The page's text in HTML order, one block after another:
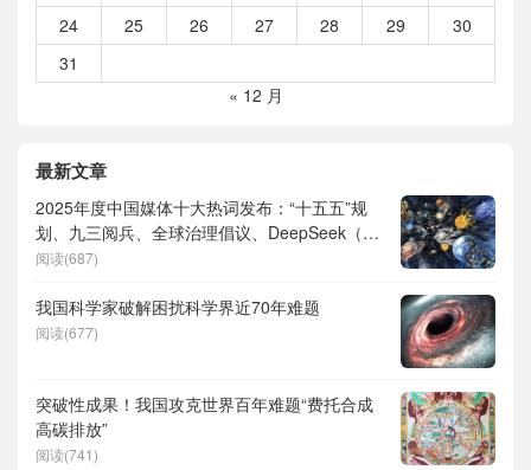
24
25 26 27 28 29
30
31
« 12 月
最新文章
2025年度中国媒体十大热词发布：“十五五”规
划、九三阅兵、全球治理倡议、DeepSeek（深
度求索）、人形机器人、苏超、票根经济、育
阅读(687)
我国科学家破解困扰科学界近70年难题
阅读(677)
突破性成果！我国攻克世界百年难题“费托合成
高碳排放”
阅读(741)